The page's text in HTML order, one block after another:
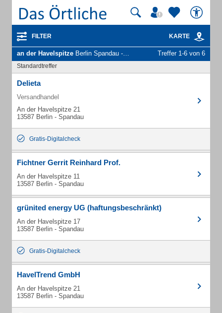
FILTER KARTE
an der Havelspitze Berlin Spandau - Unternehmen und Personen Treffer 1-6 von 6
Standardtreffer
Delieta
Versandhandel
An der Havelspitze 21
13587 Berlin - Spandau
Gratis-Digitalcheck
Fichtner Gerrit Reinhard Prof.
An der Havelspitze 11
13587 Berlin - Spandau
grünited energy UG (haftungsbeschränkt)
An der Havelspitze 17
13587 Berlin - Spandau
Gratis-Digitalcheck
HavelTrend GmbH
An der Havelspitze 21
13587 Berlin - Spandau